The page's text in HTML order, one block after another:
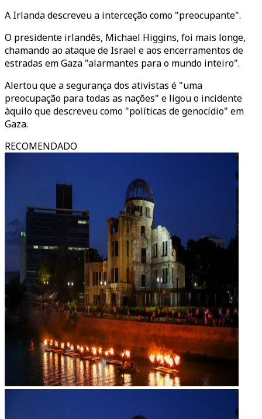
A Irlanda descreveu a interceção como "preocupante".
O presidente irlandês, Michael Higgins, foi mais longe,
chamando ao ataque de Israel e aos encerramentos de
estradas em Gaza "alarmantes para o mundo inteiro".
Alertou que a segurança dos ativistas é "uma
preocupação para todas as nações" e ligou o incidente
àquilo que descreveu como "políticas de genocídio" em
Gaza.
RECOMENDADO